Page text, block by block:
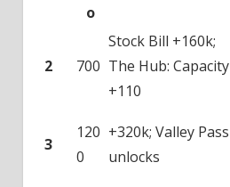
о
2 700
Stock Bill +160k;
The Hub: Capacity
+110
3
120
0
+320k; Valley Pass
unlocks